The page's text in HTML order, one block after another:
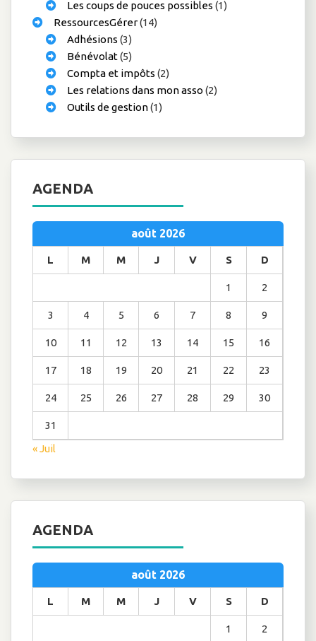
Les coups de pouces possibles (1)
RessourcesGérer(14)
Adhésions (3)
Bénévolat(5)
Compta et impôts (2)
Les relations dans mon asso (2)
Outils de gestion(1)
AGENDA
août 2026
L M M J V S D
1 2
3 4 5 6 7 8 9
10 11 12 13 14 15 16
17 18 19 20 21 22 23
24 25 26 27 28 29 30
31
« Juil
AGENDA
août 2026
L M M J V S D
1 2